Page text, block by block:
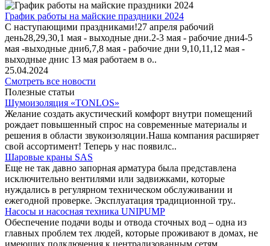
График работы на майские праздники 2024
С наступающими праздниками!27 апреля рабочий
день28,29,30,1 мая - выходные дни.2-3 мая - рабочие дни4-5
мая -выходные дни6,7,8 мая - рабочие дни 9,10,11,12 мая -
выходные днис 13 мая работаем в о..
25.04.2024
Смотреть все новости
Полезные статьи
Шумоизоляция «TONLOS»
Желание создать акустический комфорт внутри помещений
рождает повышенный спрос на современные материалы и
решения в области звукоизоляции.Наша компания расширяет
свой ассортимент! Теперь у нас появилс..
Шаровые краны SAS
Еще не так давно запорная арматура была представлена
исключительно вентилями или задвижками, которые
нуждались в регулярном техническом обслуживании и
ежегодной проверке. Эксплуатация традиционной тру..
Насосы и насосная техника UNIPUMP
Обеспечение подачи воды и отвода сточных вод – одна из
главных проблем тех людей, которые проживают в домах, не
имеющих подключения к централизованным сетям